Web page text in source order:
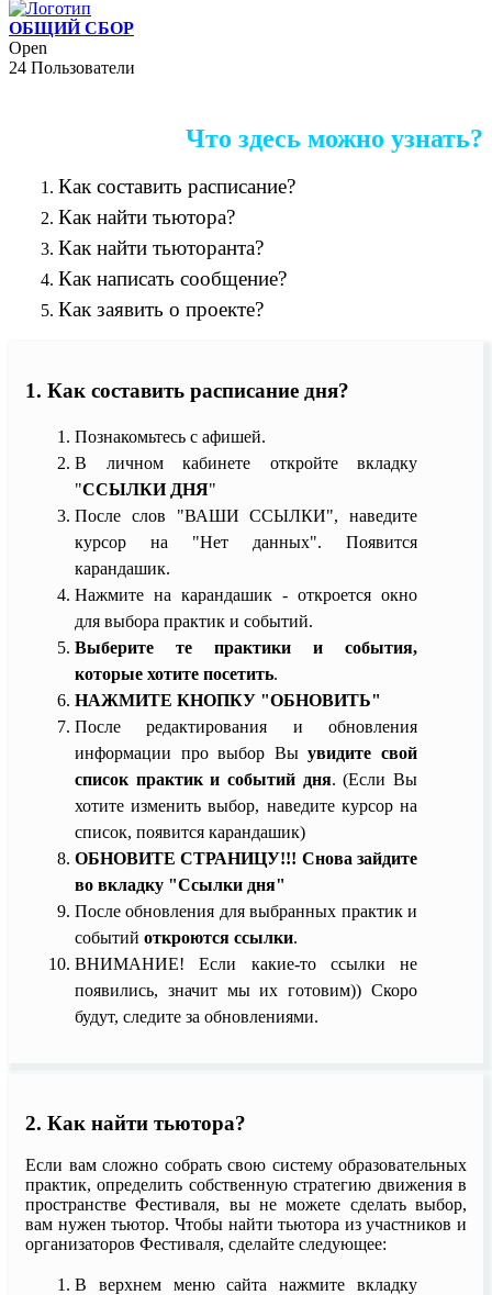
ОБЩИЙ СБОР
Open
24 Пользователи
Что здесь можно узнать?
Как составить расписание?
Как найти тьютора?
Как найти тьюторанта?
Как написать сообщение?
Как заявить о проекте?
1. Как составить расписание дня?
Познакомьтесь с афишей.
В личном кабинете откройте вкладку
"ССЫЛКИ ДНЯ"
После слов "ВАШИ ССЫЛКИ", наведите
курсор на "Нет данных". Появится
карандашик.
Нажмите на карандашик - откроется окно
для выбора практик и событий.
Выберите те практики и события,
которые хотите посетить.
НАЖМИТЕ КНОПКУ "ОБНОВИТЬ"
После редактирования и обновления
информации про выбор Выувидите свой
список практик и событий дня. (Если Вы
хотите изменить выбор, наведите курсор на
список, появится карандашик)
ОБНОВИТЕ СТРАНИЦУ!!! Снова зайдите
во вкладку "Ссылки дня"
После обновления для выбранных практик и
событий откроются ссылки.
ВНИМАНИЕ! Если какие-то ссылки не
появились, значит мы их готовим)) Скоро
будут, следите за обновлениями.
2. Как найти тьютора?
Если вам сложно собрать свою систему образовательных
практик, определить собственную стратегию движения в
пространстве Фестиваля, вы не можете сделать выбор,
вам нужен тьютор. Чтобы найти тьютора из участников и
организаторов Фестиваля, сделайте следующее:
В верхнем меню сайта нажмите вкладку